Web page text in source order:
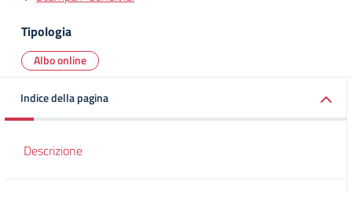
Tipologia
Albo online
Indice della pagina
Descrizione